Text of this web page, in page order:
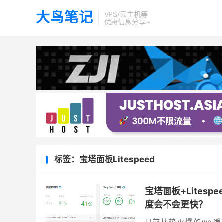
大鸟笔记
VPS/云主机等
优惠信息分享~
标签：宝塔面板Litespeed
宝塔面板
度会不会更快？